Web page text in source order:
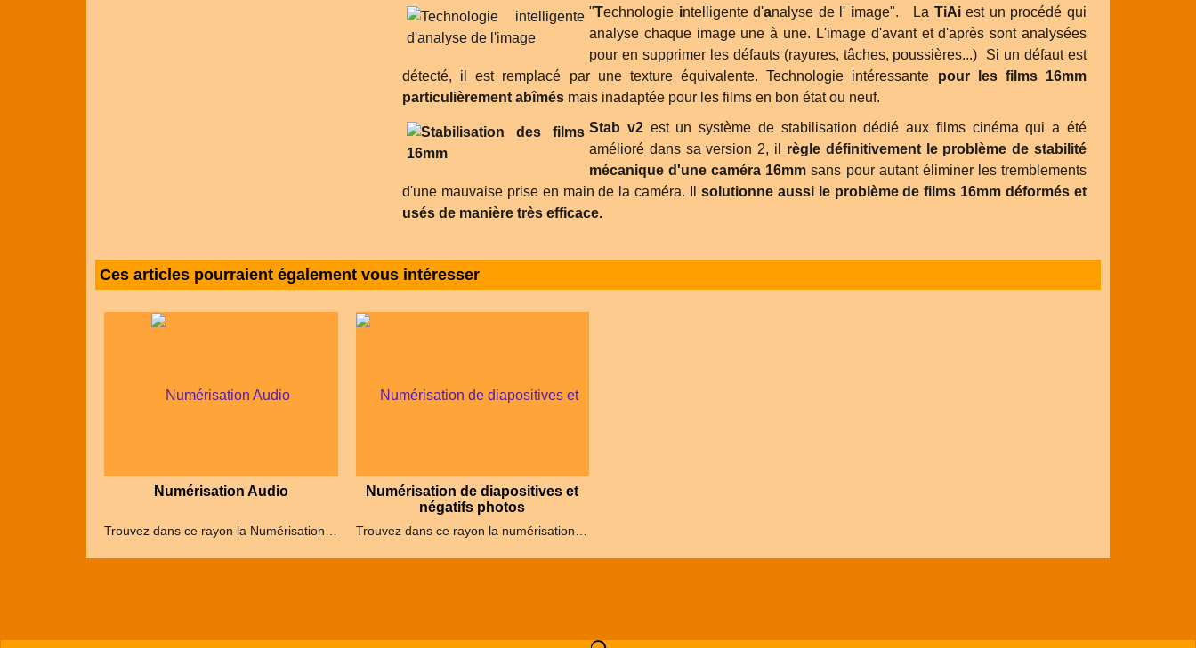
"Technologie intelligente d'analyse de l' image". La TiAiest un procédé qui
analyse chaque image une à une. L'image d'avant et d'après sont analysées
pour en supprimer les défauts (rayures, tâches, poussières...) Si un défaut est
détecté, il est remplacé par une texture équivalente. Technologie intéressante pour les films 16mm
particulièrement abîmés mais inadaptée pour les films en bon état ou neuf.
Stab v2est un système de stabilisation dédié aux films cinéma qui a été
amélioré dans sa version 2, il règle définitivement le problème de stabilité
mécanique d'une caméra 16mmsans pour autant éliminer les tremblements
d'une mauvaise prise en main de la caméra. Il solutionne aussi le problème de films 16mm déformés et
usés de manière très efficace.
Ces articles pourraient également vous intéresser
Numérisation Audio
Numérisation de diapositives et
négatifs photos